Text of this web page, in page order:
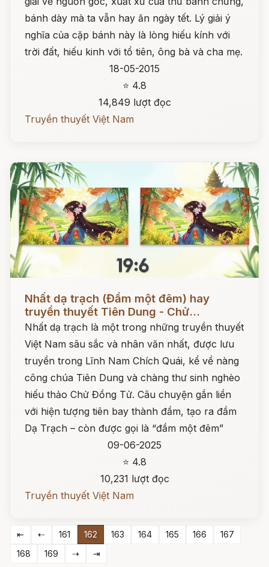
bánh dày mà ta vẫn hay ăn ngày tết. Lý giải ý
nghĩa của cặp bánh này là lòng hiếu kính với
trời đất, hiếu kinh với tổ tiên, ông bà và cha mẹ.
18-05-2015
⭐ 4.8
14,849 lượt đọc
Truyền thuyết Việt Nam
Đọc ngay
Nhất dạ trạch (Đầm một đêm) hay
truyền thuyết Tiên Dung - Chử...
Nhất dạ trạch là một trong những truyền thuyết
Việt Nam sâu sắc và nhân văn nhất, được lưu
truyền trong Lĩnh Nam Chích Quái, kể về nàng
công chúa Tiên Dung và chàng thư sinh nghèo
hiếu thảo Chử Đồng Tử. Câu chuyện gắn liền
với hiện tượng tiên bay thành đầm, tạo ra đầm
Dạ Trạch – còn được gọi là “đầm một đêm”
09-06-2025
⭐ 4.8
10,231 lượt đọc
Truyền thuyết Việt Nam
⇤ ⇠ 161 162 163 164 165 166
167
168
169 ⇢ ⇥